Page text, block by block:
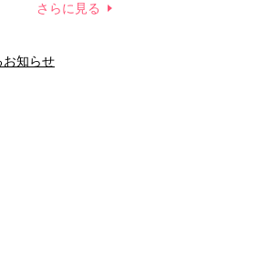
どか食い
さらに見る
お知らせ